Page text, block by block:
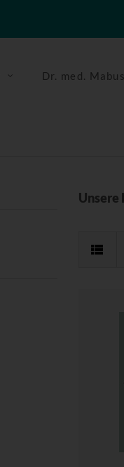
Dr. med.
Unsere